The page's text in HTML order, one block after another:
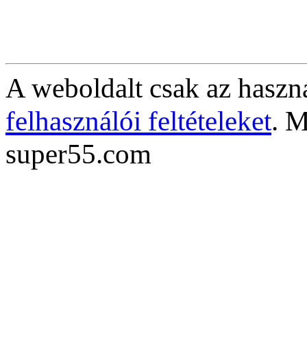
A weboldalt csak az
felhasználói feltételeket.
super55.com